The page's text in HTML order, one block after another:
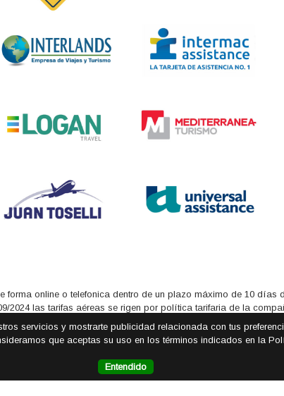
forma online o telefonica dentro de un plazo máximo de 10 días
2024 las tarifas aéreas se rigen por política tarifaria de la
servicios y mostrarte publicidad relacionada con tus
que aceptas su uso en los términos indicados en la
Entendido